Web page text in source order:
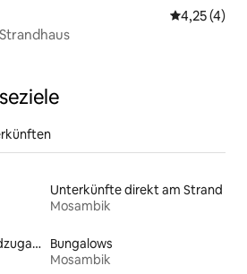
4,25 (4)
Unterkünfte direkt am Strand
Mosambik
Unterkünfte mit Strandzugang
Bungalows
Mosambik